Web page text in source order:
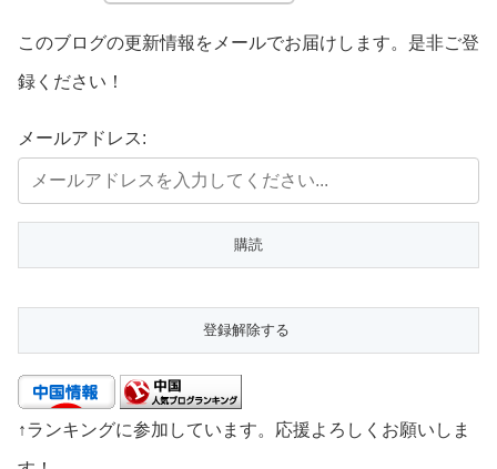
このブログの更新情報をメールでお届けします。是非ご登
録ください！
メールアドレス:
↑ランキングに参加しています。応援よろしくお願いしま